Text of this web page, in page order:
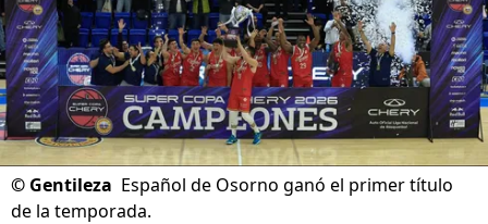
© Gentileza Español de Osorno ganó el primer título
de la temporada.